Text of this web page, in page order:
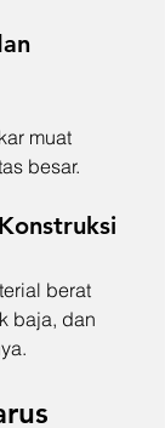
muat
besar.
berat
baja, dan